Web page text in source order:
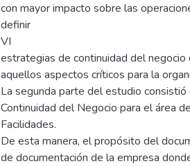
con mayor impacto sobre las
definir
VI
estrategias de continuidad del
aquellos aspectos críticos para la
La segunda parte del estudio
Continuidad del Negocio para el área
Facilidades.
De esta manera, el propósito del
de documentación de la empresa